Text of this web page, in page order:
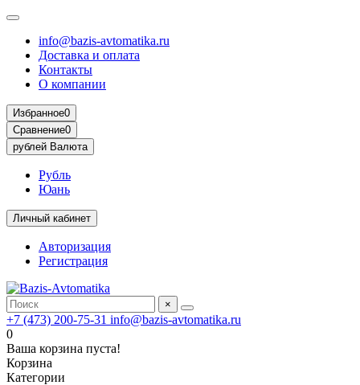
info@bazis-avtomatika.ru
Доставка и оплата
Контакты
О компании
Избранное0
Сравнение0
рублей Валюта
Рубль
Юань
Личный кабинет
Авторизация
Регистрация
×
+7 (473) 200-75-31 info@bazis-avtomatika.ru
0
Ваша корзина пуста!
Корзина
Категории